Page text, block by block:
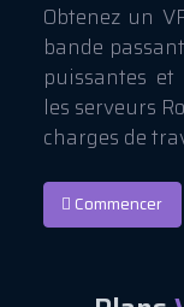
Obtenez un
bande
puissantes
les serveurs
charges de
Commencer